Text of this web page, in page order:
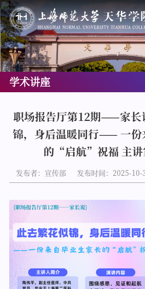
学术讲座
职场报告厅第12期——家长
锦，身后温暖同行—— 一份
的“启航”祝福 主讲
发布者：宣传部 发布时间：2025-10-